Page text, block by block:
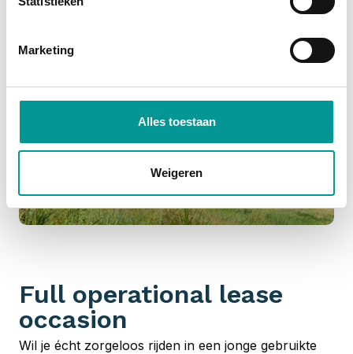
Marketing
Alles toestaan
Weigeren
Full operational lease
occasion
Wil je écht zorgeloos rijden in een jonge gebruikte